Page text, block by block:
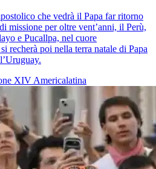
che vedrà il Papa far ritorno
missione per oltre vent’anni, il Perù,
e Pucallpa, nel cuore
recherà poi nella terra natale di Papa
XIV Americalatina